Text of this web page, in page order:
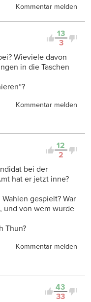
Kommentar melden
13
3
Wieviele davon
in die Taschen
Kommentar melden
12
2
bei der
hat er jetzt inne?
gespielt? War
und von wem wurde
Thun?
Kommentar melden
43
33